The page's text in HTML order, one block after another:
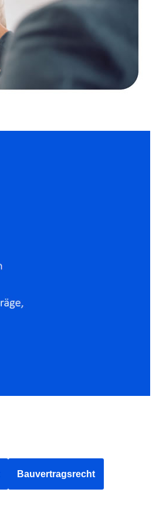
Bauvertragsrecht